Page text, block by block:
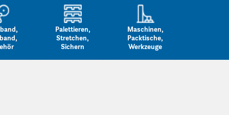
Palettieren,
Stretchen,
Sichern
Maschinen,
Packtische,
Werkzeuge